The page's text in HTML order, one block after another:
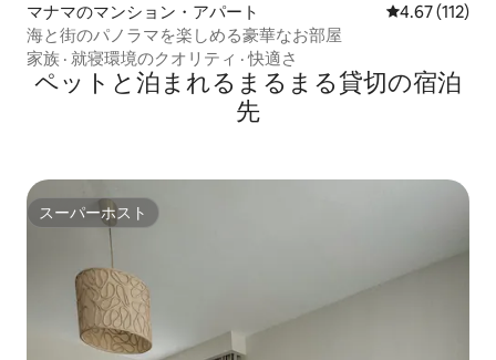
マナマのマンション・アパート レビュー112
4.67 (112)
海と街のパノラマを楽しめる豪華なお部屋
家族 · 就寝環境のクオリティ ·快適さ
ペットと泊まれるまるまる貸切の宿泊
先
スーパーホスト
スーパーホスト